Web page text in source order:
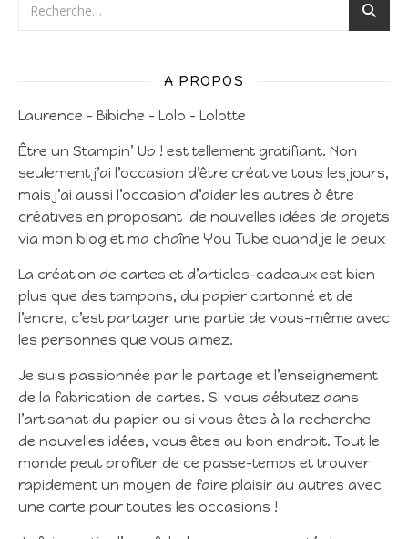
A PROPOS
Laurence – Bibiche – Lolo – Lolotte
Être un Stampin’ Up ! est tellement gratifiant. Non
seulement j’ai l’occasion d’être créative tous les jours,
mais j’ai aussi l’occasion d’aider les autres à être
créatives en proposant de nouvelles idées de projets
via mon blog et ma chaîne You Tube quand je le peux
La création de cartes et d’articles-cadeaux est bien
plus que des tampons, du papier cartonné et de
l’encre, c’est partager une partie de vous-même avec
les personnes que vous aimez.
Je suis passionnée par le partage et l’enseignement
de la fabrication de cartes. Si vous débutez dans
l’artisanat du papier ou si vous êtes à la recherche
de nouvelles idées, vous êtes au bon endroit. Tout le
monde peut profiter de ce passe-temps et trouver
rapidement un moyen de faire plaisir au autres avec
une carte pour toutes les occasions !